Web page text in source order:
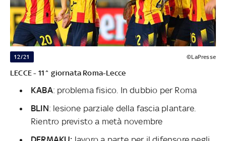
12/21 ©LaPresse
LECCE - 11^ giornata Roma-Lecce
KABA: problema fisico. In dubbio per Roma
BLIN: lesione parziale della fascia plantare.
Rientro previsto a metà novembre